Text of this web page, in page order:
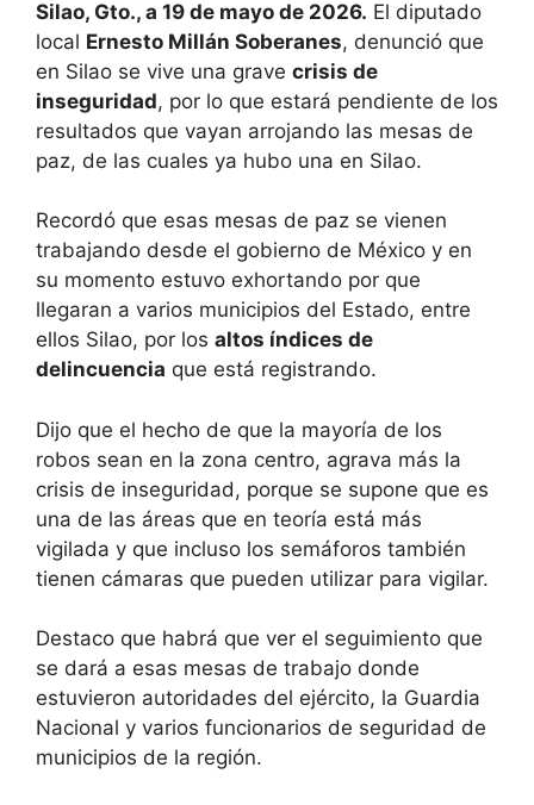
Silao, Gto., a 19 de mayo de 2026. El diputado
local Ernesto Millán Soberanes, denunció que
en Silao se vive una grave crisis de
inseguridad, por lo que estará pendiente de los
resultados que vayan arrojando las mesas de
paz, de las cuales ya hubo una en Silao.
Recordó que esas mesas de paz se vienen
trabajando desde el gobierno de México y en
su momento estuvo exhortando por que
llegaran a varios municipios del Estado, entre
ellos Silao, por los altos índices de
delincuencia que está registrando.
Dijo que el hecho de que la mayoría de los
robos sean en la zona centro, agrava más la
crisis de inseguridad, porque se supone que es
una de las áreas que en teoría está más
vigilada y que incluso los semáforos también
tienen cámaras que pueden utilizar para vigilar.
Destaco que habrá que ver el seguimiento que
se dará a esas mesas de trabajo donde
estuvieron autoridades del ejército, la Guardia
Nacional y varios funcionarios de seguridad de
municipios de la región.